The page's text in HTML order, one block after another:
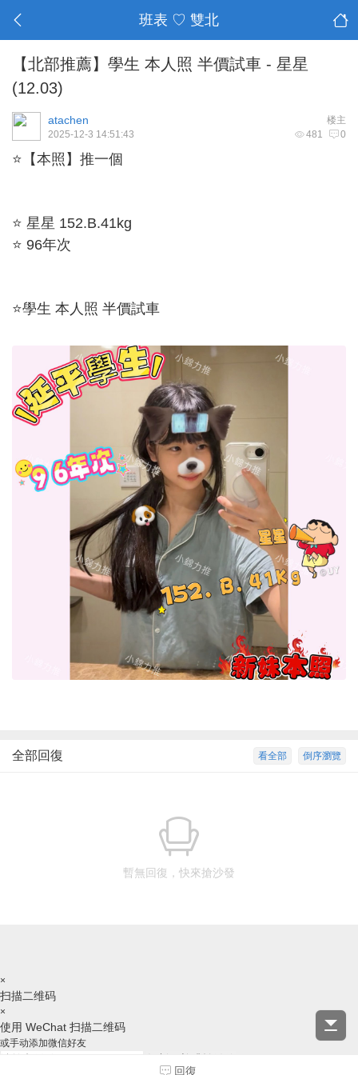
班表 ♡ 雙北
【北部推薦】學生 本人照 半價試車 - 星星
(12.03)
楼主
atachen
481 0
2025-12-3 14:51:43
⭐【本照】推一個
⭐ 星星 152.B.41kg
⭐ 96年次
⭐學生 本人照 半價試車
倒序瀏覽
看全部
全部回復
暫無回復，快來搶沙發
回復
×
扫描二维码
×
使用 WeChat 扫描二维码
或手动添加微信好友